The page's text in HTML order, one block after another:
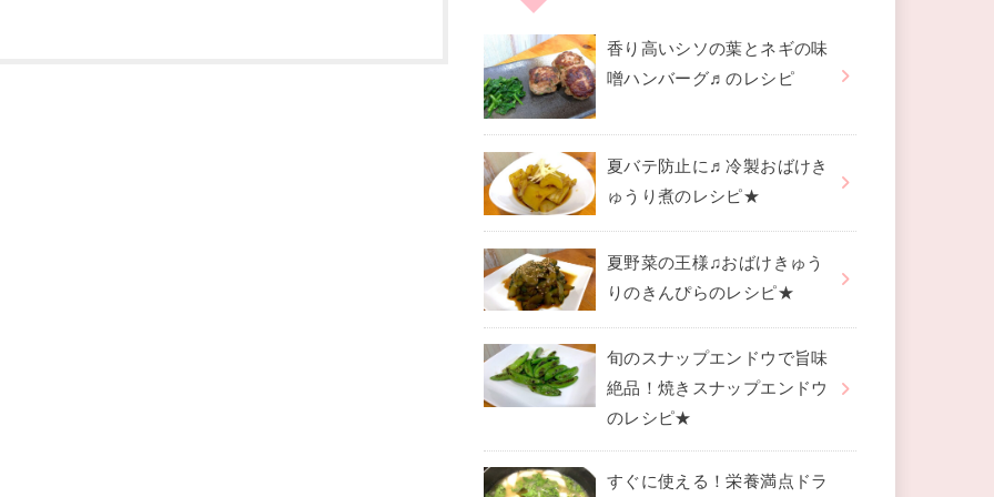
香り高いシソの葉とネギの味
噌ハンバーグ♬のレシピ
夏バテ防止に♬冷製おばけき
ゅうり煮のレシピ★
夏野菜の王様♫おばけきゅう
りのきんぴらのレシピ★
旬のスナップエンドウで旨味
絶品！焼きスナップエンドウ
のレシピ★
すぐに使える！栄養満点ドラ